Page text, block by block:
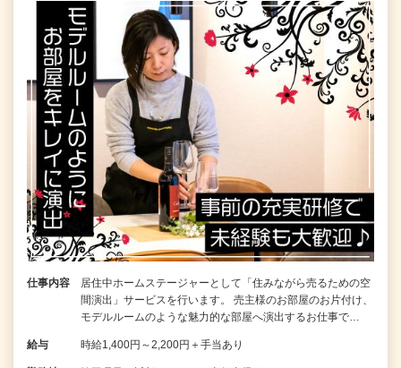
仕事内容
居住中ホームステージャーとして「住みながら売るための空
間演出」サービスを行います。 売主様のお部屋のお片付け、
モデルルームのような魅力的な部屋へ演出するお仕事で…
給与 時給1,400円～2,200円＋手当あり